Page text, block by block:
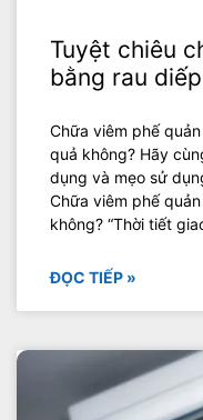
Tuyệt chiêu
bằng rau
Chữa viêm phế
quả không? Hãy
dụng và mẹo sử
Chữa viêm phế
không? “Thời tiết
ĐỌC TIẾP »